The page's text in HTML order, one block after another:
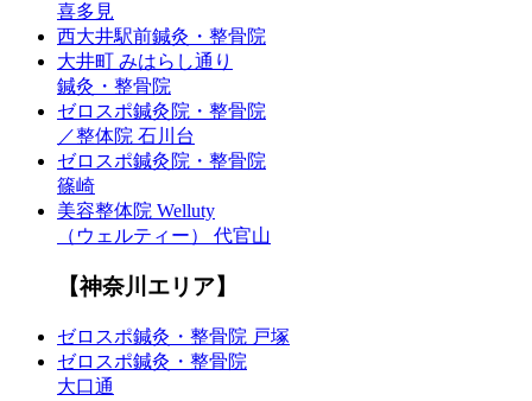
喜多見
西大井駅前鍼灸・整骨院
大井町 みはらし通り
鍼灸・整骨院
ゼロスポ鍼灸院・整骨院
／整体院 石川台
ゼロスポ鍼灸院・整骨院
篠崎
美容整体院 Welluty
（ウェルティー） 代官山
【神奈川エリア】
ゼロスポ鍼灸・整骨院 戸塚
ゼロスポ鍼灸・整骨院
大口通